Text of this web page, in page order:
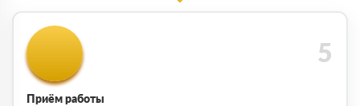
Приём работы